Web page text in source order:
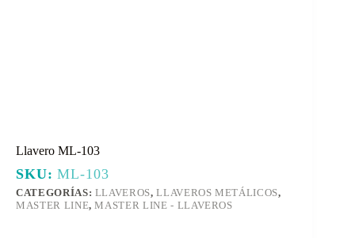
Llavero ML-103
SKU:ML-103
CATEGORÍAS: LLAVEROS,LLAVEROS METÁLICOS,
MASTER LINE,MASTER LINE - LLAVEROS